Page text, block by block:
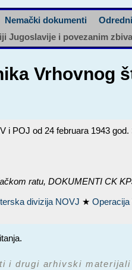
Nemački dokumenti
Jugoslavije i povezanim
Vrhovnog
i POJ od 24 februara 1943
ratu,DOKUMENTI CK
divizija NOVJ ★Operacija
i drugi arhivski